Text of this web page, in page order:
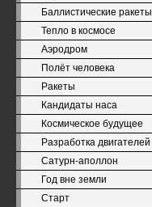
Баллистические ракеты
Тепло в космосе
Аэродром
Полёт человека
Ракеты
Кандидаты наса
Космическое будущее
Разработка двигателей
Сатурн-аполлон
Год вне земли
Старт